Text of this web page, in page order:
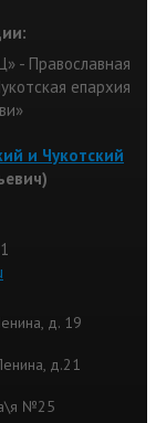
- Православная
епархия
и Чукотский
д. 19
д.21
а\я №25